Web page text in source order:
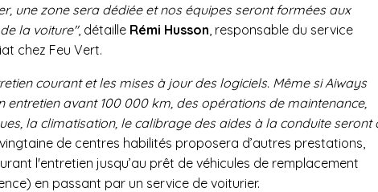
une zone sera dédiée et nos équipes seront formées aux
la voiture", détaille Rémi Husson , responsable du service
chez Feu Vert.
courant et les mises à jour des logiciels. Même si Aiways
entretien avant 100 000 km, des opérations de maintenance,
la climatisation, le calibrage des aides à la conduite seront
de centres habilités proposera d’autres prestations,
l'entretien jusqu’au prêt de véhicules de remplacement
en passant par un service de voiturier.